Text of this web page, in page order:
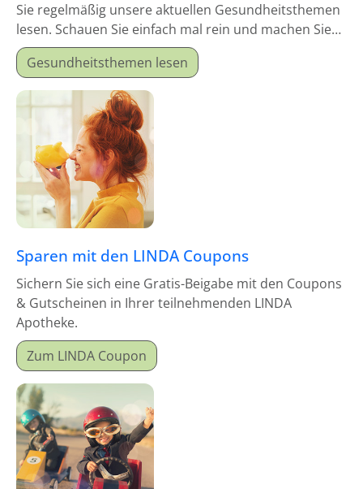
Sie regelmäßig unsere aktuellen Gesundheitsthemen
lesen. Schauen Sie einfach mal rein und machen Sie
sich schlau!
Gesundheitsthemen lesen
Sparen mit den LINDA Coupons
Sichern Sie sich eine Gratis-Beigabe mit den Coupons
& Gutscheinen in Ihrer teilnehmenden LINDA
Apotheke.
Zum LINDA Coupon